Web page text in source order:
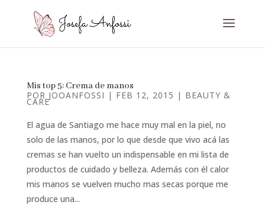
Mis top 5: Crema de manos
POR JOOANFOSSI | FEB 12, 2015 | BEAUTY &
CARE
El agua de Santiago me hace muy mal en la piel, no
solo de las manos, por lo que desde que vivo acá las
cremas se han vuelto un indispensable en mi lista de
productos de cuidado y belleza. Además con él calor
mis manos se vuelven mucho mas secas porque me
produce una...